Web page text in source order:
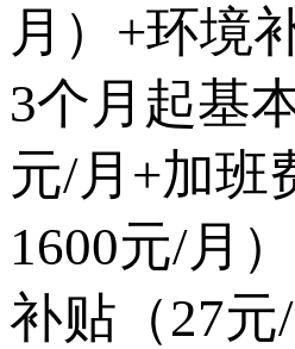
月）+环境
3个月起基
元/月+加班
1600元/月
补贴（27元